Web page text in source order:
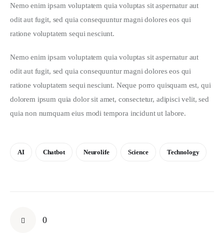
Nemo enim ipsam voluptatem quia voluptas sit aspernatur aut
odit aut fugit, sed quia consequuntur magni dolores eos qui
ratione voluptatem sequi nesciunt.
Nemo enim ipsam voluptatem quia voluptas sit aspernatur aut
odit aut fugit, sed quia consequuntur magni dolores eos qui
ratione voluptatem sequi nesciunt. Neque porro quisquam est, qui
dolorem ipsum quia dolor sit amet, consectetur, adipisci velit, sed
quia non numquam eius modi tempora incidunt ut labore.
AI Chatbot Neurolife Science Technology
0